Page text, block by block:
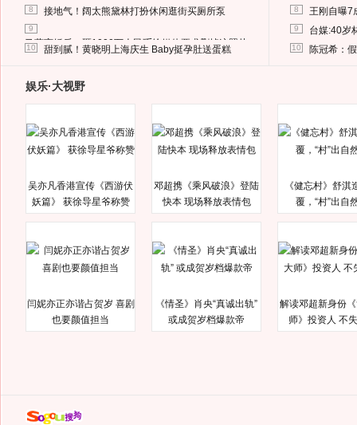
8 接地气！阔太熊黛林打扮休闲逛街买厕所泵
9
马蓉离婚后，砸1000万人民币给媒体要求删掉这照片
10 甜到腻！黄晓明上海庆生 Baby挺孕肚送蛋糕
8 王刚自曝7
9 台媒:40岁
10 陈冠希：
娱乐·大视野
吴亦凡香港宣传《西游伏
妖篇》 获徐导星爷称赞
邓超携《乘风破浪》登陆
快本 现场释放表情包
《健忘村》舒淇
覆，“村”出自
闫妮亦正亦谐占贺岁 喜剧
也要颜值担当
《情圣》肖央“真诚出轨”
或成贺岁档爆款帝
解读邓超新身份
师》投资人 不